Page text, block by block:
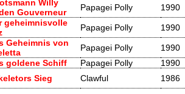
Willy
Gouverneur
Papagei Polly 1990
geheimnisvolle
Papagei Polly 1990
Geheimnis von
Papagei Polly
1990
goldene Schiff Papagei Polly
1990
Sieg Clawful
1986